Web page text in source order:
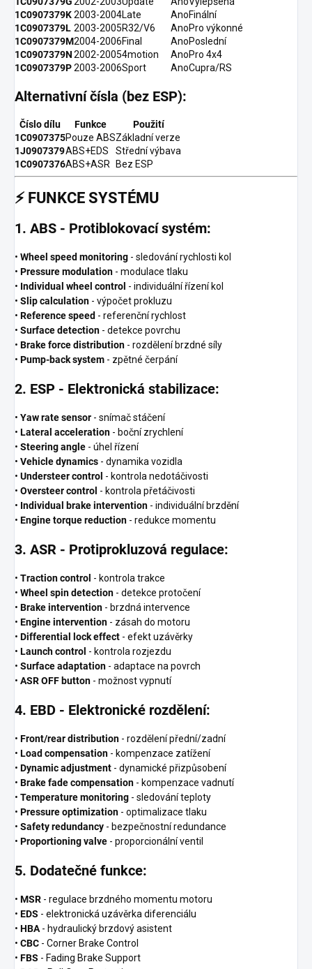
1C0907379K2003-2004Late AnoFinální
1C0907379L 2003-2005R32/V6 AnoPro výkonné
1C0907379M2004-2006Final AnoPoslední
1C0907379N2002-20054motion AnoPro 4x4
1C0907379P2003-2006Sport AnoCupra/RS
Alternativní čísla (bez ESP):
Číslo dílu Funkce
Použití
1C0907375Pouze ABSZákladní verze
1J0907379ABS+EDS
Střední výbava
1C0907376ABS+ASR Bez ESP
⚡ FUNKCE SYSTÉMU
1. ABS - Protiblokovací systém:
• Wheel speed monitoring - sledování rychlosti kol
• Pressure modulation - modulace tlaku
• Individual wheel control - individuální řízení kol
• Slip calculation - výpočet prokluzu
• Reference speed - referenční rychlost
• Surface detection - detekce povrchu
• Brake force distribution - rozdělení brzdné síly
• Pump-back system - zpětné čerpání
2. ESP - Elektronická stabilizace:
• Yaw rate sensor - snímač stáčení
• Lateral acceleration - boční zrychlení
• Steering angle - úhel řízení
• Vehicle dynamics - dynamika vozidla
• Understeer control - kontrola nedotáčivosti
• Oversteer control - kontrola přetáčivosti
• Individual brake intervention - individuální brzdění
• Engine torque reduction - redukce momentu
3. ASR - Protiprokluzová regulace:
• Traction control - kontrola trakce
• Wheel spin detection - detekce protočení
• Brake intervention - brzdná intervence
• Engine intervention - zásah do motoru
• Differential lock effect - efekt uzávěrky
• Launch control - kontrola rozjezdu
• Surface adaptation - adaptace na povrch
• ASR OFF button - možnost vypnutí
4. EBD - Elektronické rozdělení:
• Front/rear distribution - rozdělení přední/zadní
• Load compensation - kompenzace zatížení
• Dynamic adjustment - dynamické přizpůsobení
• Brake fade compensation - kompenzace vadnutí
• Temperature monitoring - sledování teploty
• Pressure optimization - optimalizace tlaku
• Safety redundancy - bezpečnostní redundance
• Proportioning valve - proporcionální ventil
5. Dodatečné funkce:
• MSR - regulace brzdného momentu motoru
• EDS - elektronická uzávěrka diferenciálu
• HBA - hydraulický brzdový asistent
• CBC - Corner Brake Control
• FBS - Fading Brake Support